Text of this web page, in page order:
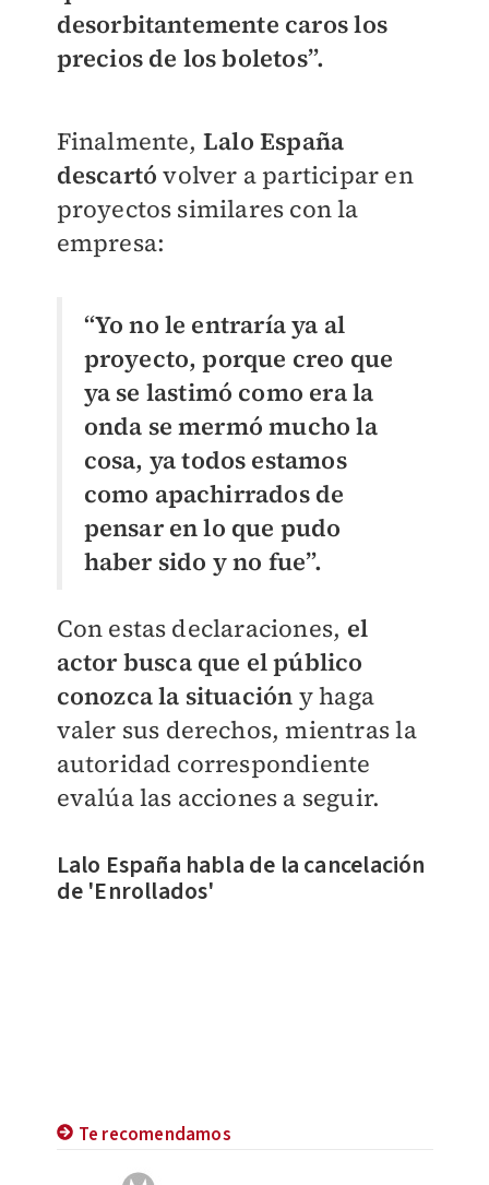
desorbitantemente caros los
precios de los boletos”.
Finalmente, Lalo España
descartó volver a participar en
proyectos similares con la
empresa:
“Yo no le entraría ya al
proyecto, porque creo que
ya se lastimó como era la
onda se mermó mucho la
cosa, ya todos estamos
como apachirrados de
pensar en lo que pudo
haber sido y no fue”.
Con estas declaraciones, el
actor busca que el público
conozca la situación y haga
valer sus derechos, mientras la
autoridad correspondiente
evalúa las acciones a seguir.
Lalo España habla de la cancelación
de 'Enrollados'
Te recomendamos